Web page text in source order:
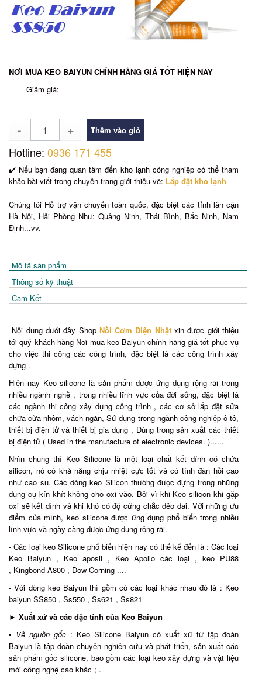
NƠI MUA KEO BAIYUN CHÍNH HÃNG GIÁ TỐT HIỆN NAY
Giảm giá:
lượng
Hotline: 0936 171 455
✔️ Nếu bạn đang quan tâm đến kho lạnh công nghiệp có thể tham
khảo bài viết trong chuyên trang giới thiệu về: Lắp đặt kho lạnh
Chúng tôi Hỗ trợ vận chuyển toàn quốc, đặc biệt các tỉnh lân cận
Hà Nội, Hải Phòng Như: Quảng Ninh, Thái Bình, Bắc Ninh, Nam
Định...vv.
Mô tả sản phẩm
Thông số kỹ thuật
Cam Kết
Nội dung dưới đây Shop Nồi Cơm Điện Nhậtxin được giới thiệu
tới quý khách hàng Nơi mua keo Baiyun chính hãng giá tốt phục vụ
cho việc thi công các công trình, đặc biệt là các công trình xây
dựng .
Hiện nay Keo silicone là sản phẩm được ứng dụng rộng rãi trong
nhiều ngành nghề , trong nhiều lĩnh vực của đời sống, đặc biệt là
các ngành thi công xây dựng công trình , các cơ sở lắp đặt sửa
chữa cửa nhôm, vách ngăn, Sử dụng trong ngành công nghiệp ô tô,
thiết bị điện tử và thiết bị gia dụng , Dùng trong sản xuất các thiết
bị điện tử ( Used in the manufacture of electronic devices. )......
Nhìn chung thì Keo Silicone là một loại chất kết dính có chứa
silicon, nó có khả năng chịu nhiệt cực tốt và có tính đàn hồi cao
như cao su. Các dòng keo Silicon thường được đựng trong những
dụng cụ kín khít không cho oxi vào. Bởi vì khi Keo silicon khi gặp
oxi sẽ kết dính và khi khô có độ cứng chắc dẻo dai. Với những ưu
điểm của mình, keo silicone được ứng dụng phổ biến trong nhiều
lĩnh vực và ngày càng được ứng dụng rộng rãi.
- Các loại keo Silicone phổ biến hiện nay có thể kể đến là : Các loại
Keo Baiyun , Keo aposil , Keo Apollo các loại , keo PU88
, Kingbond A800 , Dow Corning ....
- Với dòng keo Baiyun thì gồm có các loại khác nhau đó là : Keo
baiyun SS850 , Ss550 , Ss621 , Ss821
► Xuất xứ và các đặc tính của Keo Baiyun
• Về nguồn gốc : Keo Silicone Baiyun có xuất xứ từ tập đoàn
Baiyun là tập đoàn chuyên nghiên cứu và phát triển, sản xuất các
sản phẩm gốc silicone, bao gồm các loại keo xây dựng và vật liệu
mới công nghệ cao khác ; .